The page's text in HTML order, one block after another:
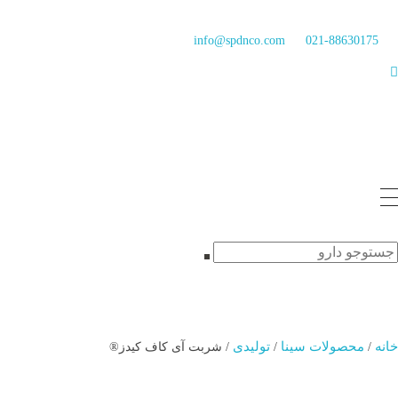
021-88630175
info@spdnco.com
خانه / محصولات سینا / تولیدی / شربت آی کاف کیدز®